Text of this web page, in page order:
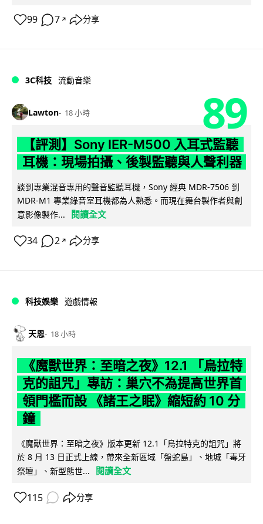
99 7 ↗ 分享
3C科技 流動音樂
Lawton 18 小時 89
【評測】Sony IER-M500 入耳式監聽
耳機：現場拍攝、後製監聽與人聲利器
談到專業混音專用的聲音監聽耳機，Sony 經典 MDR-7506 到
MDR-M1 專業錄音室耳機都為人熟悉。而現在舞台製作者與創
意影像製作...
閱讀全文
34 2 ↗ 分享
科技娛樂 遊戲情報
天恩 18 小時
《魔獸世界：至暗之夜》12.1 「烏拉特
克的詛咒」專訪：巢穴不為提高世界首
領門檻而設 《諸王之眠》縮短約 10 分
鐘
《魔獸世界：至暗之夜》版本更新 12.1「烏拉特克的詛咒」將
於 8 月 13 日正式上線，帶來全新區域「盤蛇島」、地城「毒牙
祭壇」、新型態世...
閱讀全文
115 分享